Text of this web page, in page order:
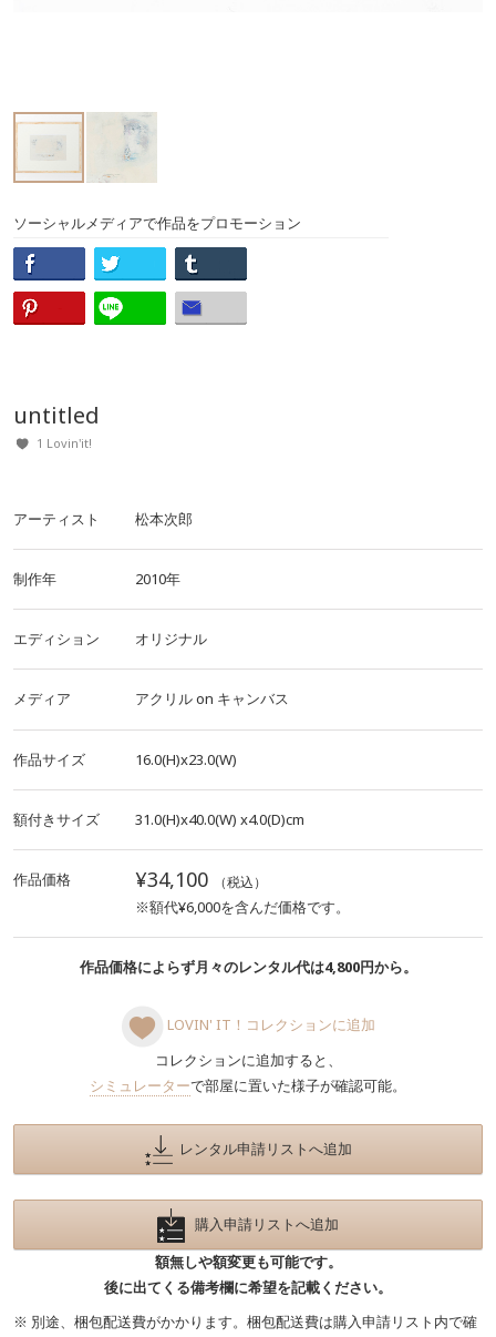
ソーシャルメディアで作品をプロモーション
untitled
1 Lovin'it!
アーティスト 松本次郎
制作年 2010年
エディション オリジナル
メディア アクリルon キャンバス
作品サイズ 16.0(H)x23.0(W)
額付きサイズ 31.0(H)x40.0(W) x4.0(D)cm
作品価格 ¥34,100 （税込）
※額代¥6,000を含んだ価格です。
作品価格によらず月々のレンタル代は4,800円から。
LOVIN' IT！コレクションに追加
コレクションに追加すると、
シミュレーターで部屋に置いた様子が確認可能。
レンタル申請リストへ追加
購入申請リストへ追加
額無しや額変更も可能です。
後に出てくる備考欄に希望を記載ください。
※ 別途、梱包配送費がかかります。梱包配送費は購入申請リスト内で確